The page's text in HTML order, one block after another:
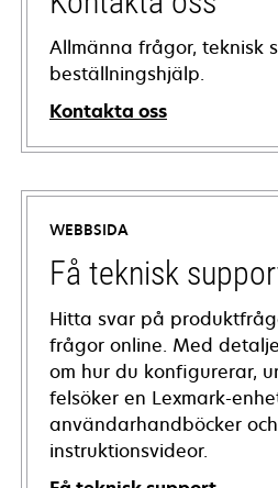
Allmänna frågor, teknisk
beställningshjälp.
Kontakta oss
WEBBSIDA
Få teknisk
Hitta svar på
frågor online. Med
om hur du konfigurerar,
felsöker en Lexmark-
användarhandböcker
instruktionsvideor.